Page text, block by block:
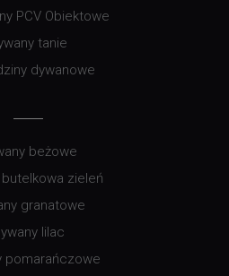
PCV Obiektowe
tanie
dywanowe
beżowe
butelkowa zieleń
granatowe
lilac
pomarańczowe